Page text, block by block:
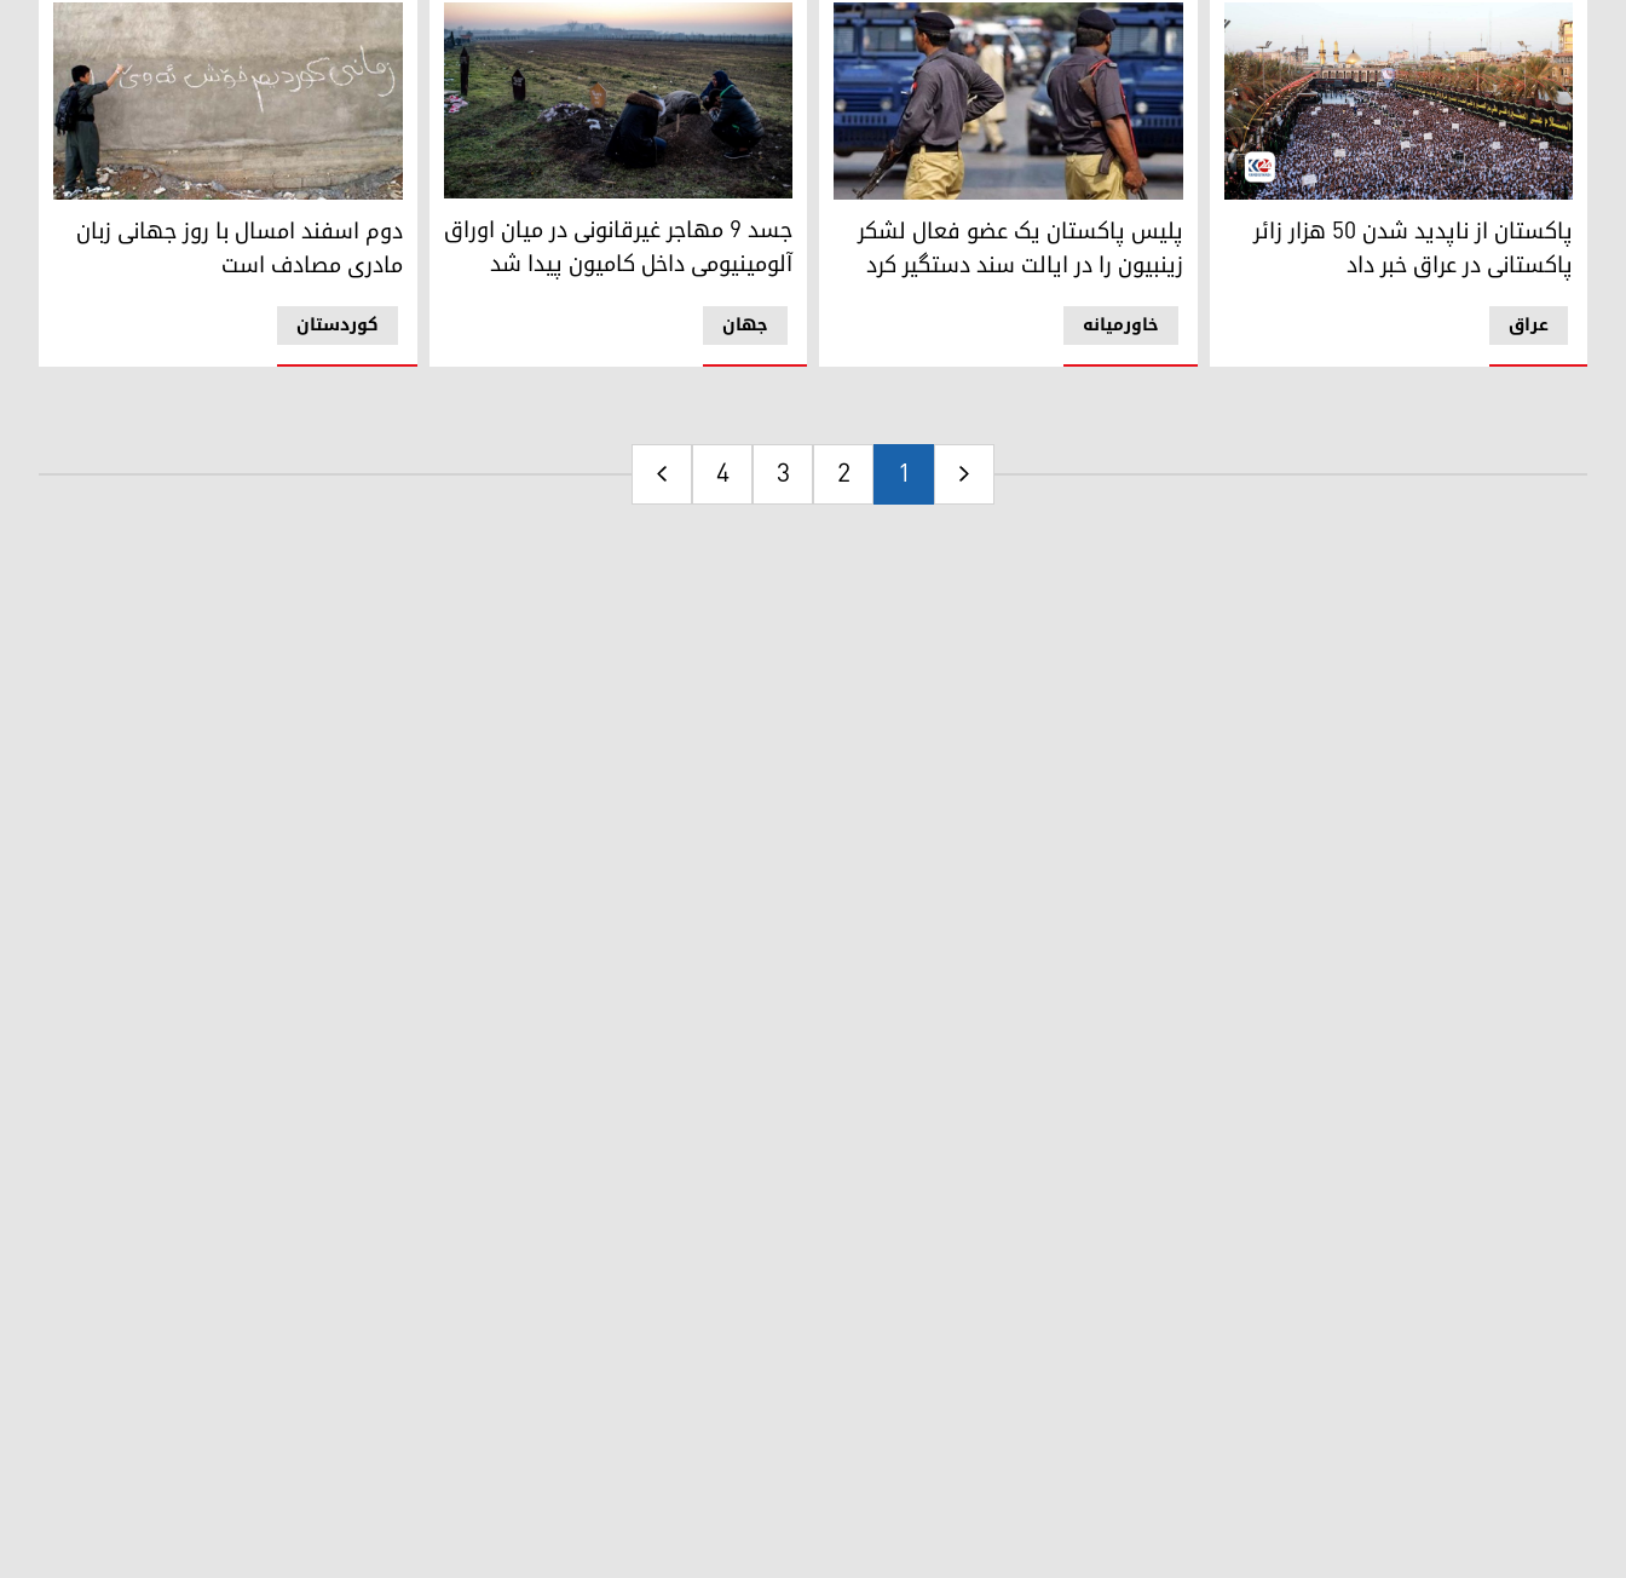
تصویری از زائران اربعین حسینی در عراق
عراق
پاکستان از ناپدید شدن ۵۰ هزار زائر
پاکستانی در عراق خبر داد
پلیس پاکستان یک عضو فعال لشکر زینبیون را در ایالت سند دستگیر کرد
خاورمیانه
پلیس پاکستان یک عضو فعال لشکر
زینبیون را در ایالت سند دستگیر کرد
خانواده یکی از پناه‌جویان افغان در اطراف قبر مدینه شش ساله که سال ٢٠١٧ در تصادف قطار در صربستان جان باخت.
جهان
جسد ۹ مهاجر غیرقانونی در میان اوراق
آلومینیومی داخل کامیون پیدا شد
دوم اسفند امسال با روز جهانی زبان مادری
کوردستان
دوم اسفند امسال با روز جهانی زبان
مادری مصادف است
1
2
3
4